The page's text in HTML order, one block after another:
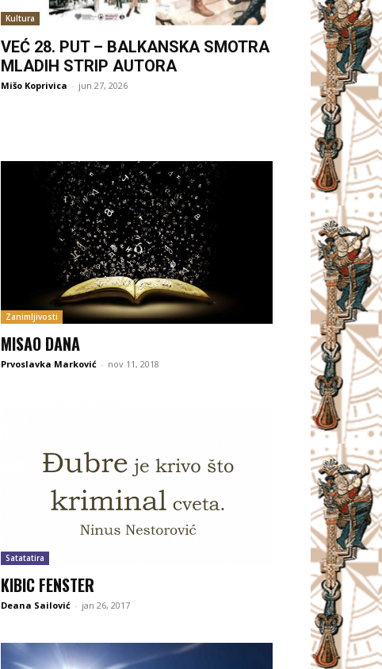
Kultura
VEĆ 28. PUT – BALKANSKA SMOTRA
MLADIH STRIP AUTORA
Mišo Koprivica - jun 27, 2026
Zanimljivosti
MISAO DANA
Prvoslavka Marković - nov 11, 2018
Satatatira
KIBIC FENSTER
Deana Sailović - jan 26, 2017